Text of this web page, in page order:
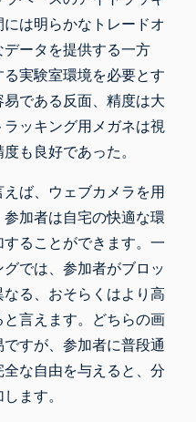
は明らかなトレードオ
ータを提供する一方
実験室環境を必要とす
である反面、精度は大
ッキング用メガネは視
も良好であった。
ば、ウェブカメラを用
加者は自宅の快適な環
ることができます。一
では、参加者がブロッ
る、おそらくはより高
言えます。どちらの画
すが、参加者に普段通
な自由を与えると、分
ます。